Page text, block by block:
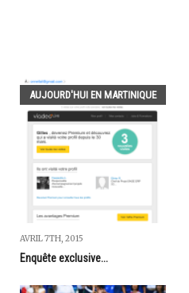
AUJOURD'HUI EN MARTINIQUE
AVRIL 7TH, 2015
Enquête exclusive...